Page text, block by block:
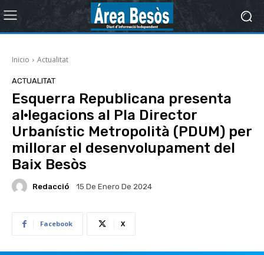
Inicio Actualitat
ACTUALITAT
Esquerra Republicana presenta
al·legacions al Pla Director
Urbanístic Metropolità (PDUM) per
millorar el desenvolupament del
Baix Besòs
Redacció 15 De Enero De 2024
Facebook X